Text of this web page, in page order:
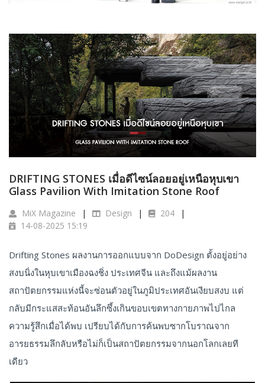
DRIFTING STONES เมื่อดีไซน์ลอยอยู่เหนือหุบเขา
Glass Pavilion With Imitation Stone Roof
MiX Magazine Design
204
14-08-2025 15:19
Drifting Stones ผลงานการออกแบบจาก DoDesign ตั้งอยู่อย่าง
สงบนิ่งในหุบเขาเมืองฉงชิ่ง ประเทศจีน และถึงแม้ผลงาน
สถาปัตยกรรมแห่งนี้จะซ่อนตัวอยู่ในภูมิประเทศอันเงียบสงบ แต่
กลับมีกระแสสะท้อนอันลึกซึ้งเกินขอบเขตทางกายภาพไปไกล
ความรู้สึกเมื่อได้พบ เปรียบได้กับการค้นพบซากโบราณจาก
อารยธรรมลึกลับหรือไม่ก็เป็นสถาปัตยกรรมจากนอกโลกเลยที
เดียว